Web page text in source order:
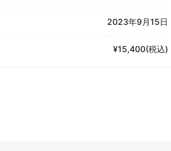
2023年9月15日
¥15,400(税込)